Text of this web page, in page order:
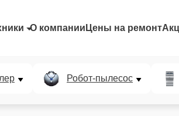
О компании Цены на ремонт
Робот-пылесос